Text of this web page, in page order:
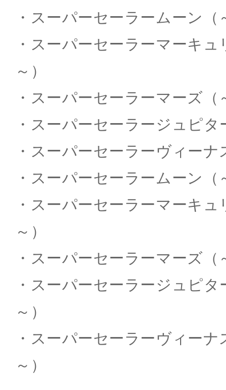
・スーパーセーラームーン（
・スーパーセーラーマーキ
～）
・スーパーセーラーマーズ（
・スーパーセーラージュピ
・スーパーセーラーヴィー
・スーパーセーラームーン（
・スーパーセーラーマーキ
～）
・スーパーセーラーマーズ（
・スーパーセーラージュピタ
～）
・スーパーセーラーヴィーナ
～）